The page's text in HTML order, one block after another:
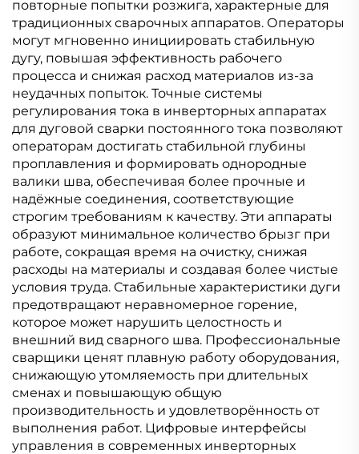
повторные попытки розжига, характерные для
традиционных сварочных аппаратов. Операторы
могут мгновенно инициировать стабильную
дугу, повышая эффективность рабочего
процесса и снижая расход материалов из-за
неудачных попыток. Точные системы
регулирования тока в инверторных аппаратах
для дуговой сварки постоянного тока позволяют
операторам достигать стабильной глубины
проплавления и формировать однородные
валики шва, обеспечивая более прочные и
надёжные соединения, соответствующие
строгим требованиям к качеству. Эти аппараты
образуют минимальное количество брызг при
работе, сокращая время на очистку, снижая
расходы на материалы и создавая более чистые
условия труда. Стабильные характеристики дуги
предотвращают неравномерное горение,
которое может нарушить целостность и
внешний вид сварного шва. Профессиональные
сварщики ценят плавную работу оборудования,
снижающую утомляемость при длительных
сменах и повышающую общую
производительность и удовлетворённость от
выполнения работ. Цифровые интерфейсы
управления в современных инверторных